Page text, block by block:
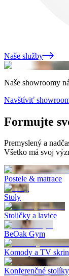
Naše služby
Naše showroomy
Navštíviť
Formujte
Premyslený a
Všetko má svoj
Postele & matrace
Stoly
Stoličky a lavice
BeOak Gym
Komody a TV
Konferenčné stolíky